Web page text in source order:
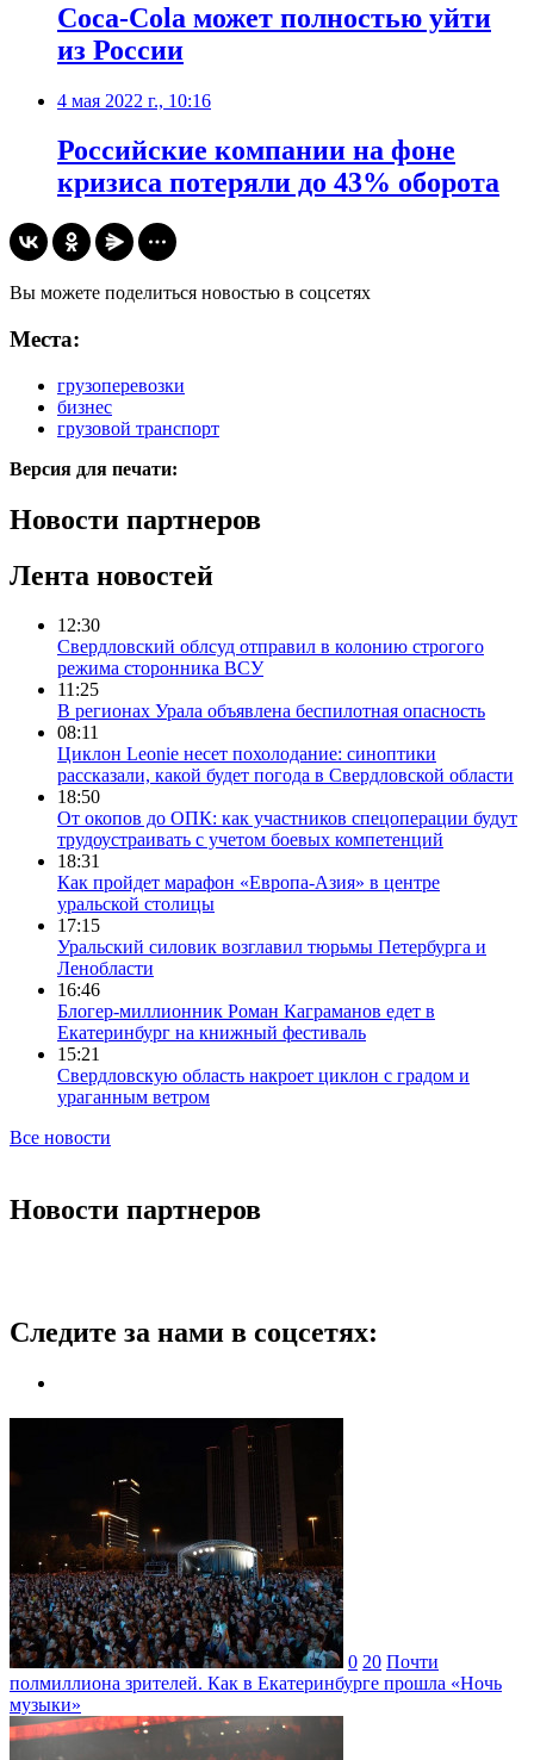
Coca-Cola может полностью уйти
из России
4 мая 2022 г., 10:16
Российские компании на фоне
кризиса потеряли до 43% оборота
Вы можете поделиться новостью в соцсетях
Места:
грузоперевозки
бизнес
грузовой транспорт
Версия для печати:
Новости партнеров
Лента новостей
12:30
Свердловский облсуд отправил в колонию строгого
режима сторонника ВСУ
11:25
В регионах Урала объявлена беспилотная опасность
08:11
Циклон Leonie несет похолодание: синоптики
рассказали, какой будет погода в Свердловской области
18:50
От окопов до ОПК: как участников спецоперации будут
трудоустраивать с учетом боевых компетенций
18:31
Как пройдет марафон «Европа-Азия» в центре
уральской столицы
17:15
Уральский силовик возглавил тюрьмы Петербурга и
Ленобласти
16:46
Блогер-миллионник Роман Каграманов едет в
Екатеринбург на книжный фестиваль
15:21
Свердловскую область накроет циклон с градом и
ураганным ветром
Все новости
Новости партнеров
Следите за нами в соцсетях:
0 20 Почти
полмиллиона зрителей. Как в Екатеринбурге прошла «Ночь
музыки»